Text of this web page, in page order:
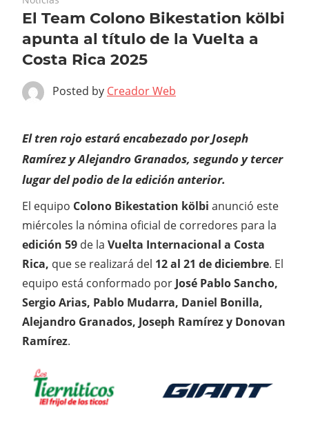
El Team Colono Bikestation kölbi
apunta al título de la Vuelta a
Costa Rica 2025
Posted by Creador Web
El tren rojo estará encabezado por Joseph
Ramírez y Alejandro Granados, segundo y tercer
lugar del podio de la edición anterior.
El equipo Colono Bikestation kölbi anunció este
miércoles la nómina oficial de corredores para la
edición 59 de la Vuelta Internacional a Costa
Rica, que se realizará del 12 al 21 de diciembre. El
equipo está conformado por José Pablo Sancho,
Sergio Arias, Pablo Mudarra, Daniel Bonilla,
Alejandro Granados, Joseph Ramírez y Donovan
Ramírez.